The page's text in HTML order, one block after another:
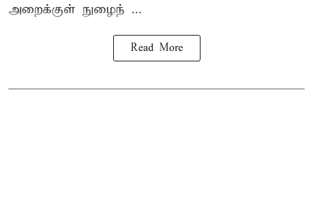
அறைக்குள் நுழைந் ...
Read More